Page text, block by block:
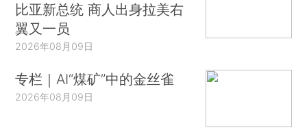
比亚新总统 商人出身拉美右
翼又一员
2026年08月09日
专栏｜AI“煤矿”中的金丝雀
2026年08月09日